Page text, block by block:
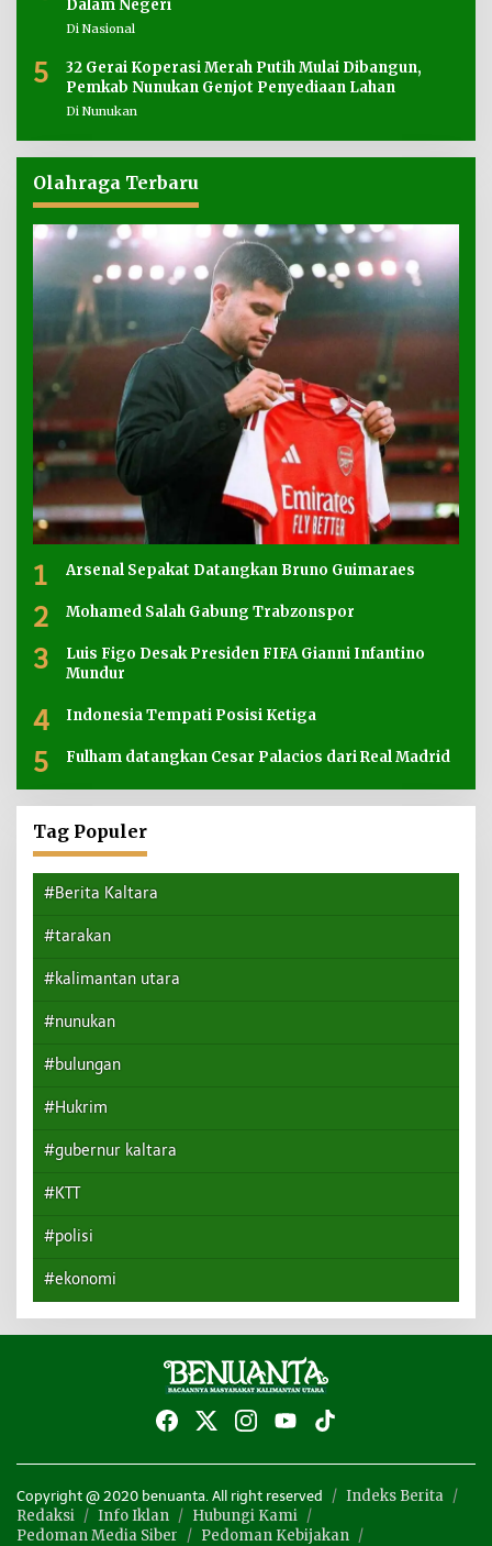
Dalam Negeri
Di Nasional
5
32 Gerai Koperasi Merah Putih Mulai Dibangun,
Pemkab Nunukan Genjot Penyediaan Lahan
Di Nunukan
Olahraga Terbaru
1 Arsenal Sepakat Datangkan Bruno Guimaraes
2 Mohamed Salah Gabung Trabzonspor
3
Luis Figo Desak Presiden FIFA Gianni Infantino
Mundur
4 Indonesia Tempati Posisi Ketiga
5 Fulham datangkan Cesar Palacios dari Real Madrid
Tag Populer
#Berita Kaltara
#tarakan
#kalimantan utara
#nunukan
#bulungan
#Hukrim
#gubernur kaltara
#KTT
#polisi
#ekonomi
Copyright @ 2020 benuanta. All right reserved
Indeks Berita
Redaksi
Info Iklan
Hubungi Kami
Pedoman Media Siber
Pedoman Kebijakan